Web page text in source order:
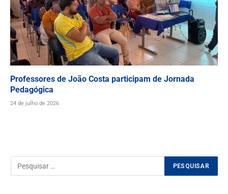
Professores de João Costa participam de Jornada
Pedagógica
24 de julho de 2026